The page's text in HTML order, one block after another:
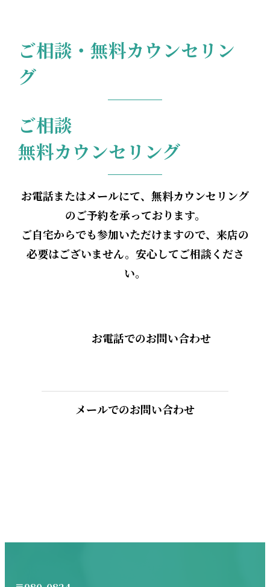
ご相談・無料カウンセリン
グ
ご相談
無料カウンセリング
お電話またはメールにて、無料カウンセリング
のご予約を承っております。
ご自宅からでも参加いただけますので、来店の
必要はございません。安心してご相談くださ
い。
お電話でのお問い合わせ
メールでのお問い合わせ